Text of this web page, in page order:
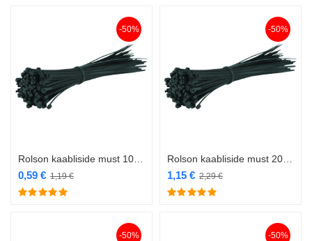
-50%
1,19€
0,59 €
-50%
2,29€
1,15 €
-50% -50%